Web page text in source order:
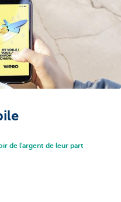
de l'argent de leur part